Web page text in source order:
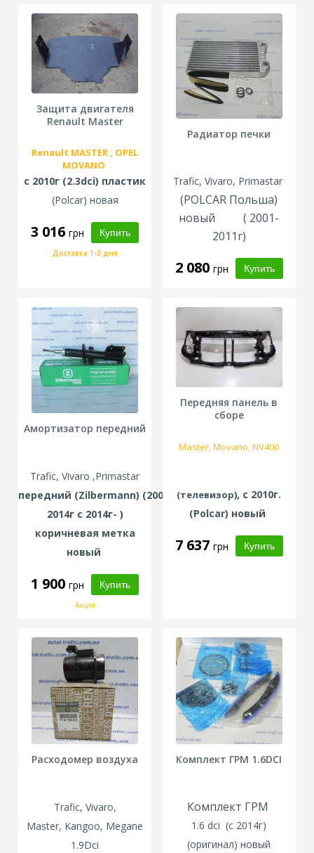
Защита двигателя
Renault Master
Renault MASTER , OPEL
MOVANO
с 2010г (2.3dci) пластик
(Polcar) новая
3 016грн
Доставка 1-3 дня
Радиатор печки
Trafic, Vivaro, Primastar
(POLCAR Польша)
новый ( 2001-
2011г)
2 080 грн
Амортизатор передний
Trafic, Vivaro ,Primastar
передний (Zilbermann) (2001-
2014г с 2014г- )
коричневая метка
новый
1 900грн
Акція
Передняя панель в
сборе
Master, Movano, NV400
(телевизор), с 2010г.
(Polcar) новый
7 637 грн
Расходомер воздуха
Trafic, Vivaro,
Master, Kangoo, Megane
1.9Dci
Комплект ГРМ 1.6DCI
Комплект ГРМ
1.6 dci (с 2014г)
(оригинал) новый